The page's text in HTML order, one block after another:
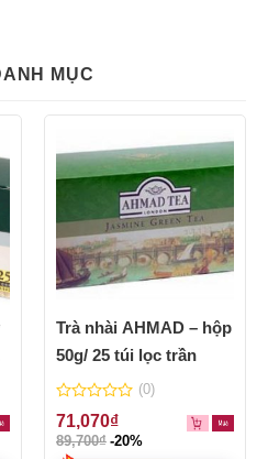
MỤC
Trà nhài AHMAD – hộp
50g/ 25 túi lọc trần
0
out
of
(0)
71,070₫
89,700₫ -20%